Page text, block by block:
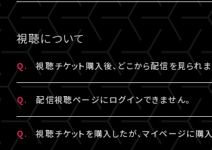
の過程で取得していただけます。
・お持ちのメールアドレスのA!-ID取得有無は
ことができます。
その他、A!-IDに関する詳細はこちらにてご確
※未着の場合、改めて新規取得からお手続きく
※複数回発行された場合は、一番新しい認証
さい。
い。
※A!-IDが必要なファンクラブ会員の場合、
たメールアドレスがA!-IDとなります。
LIVESHIPにご登録のA!-ID（メールアドレス）
力ください。
※パスワードをお忘れの場合は、
こちら
より
えます。
▼以下もあわせてご確認ください。
1.ご登録のA!-ID（メールアドレス）とは別のメ
用になっていませんか？
視聴について
Q. 視聴チケット購入後、どこから配信を見られま
A.
LIVESHIPにてチケットを購入の場合、配信
のうえ、ご視聴いただけます。
配信視聴ページは、各公演のチケット販売ペ
内「チケット購入情報」よりアクセスいただけ
Q. 配信視聴ページにログインできません。
A.
配信視聴ページにログインいただくには視
れたA!-ID（メールアドレス）と、ご自身で設定
Q. 視聴チケットを購入したが、マイページに購